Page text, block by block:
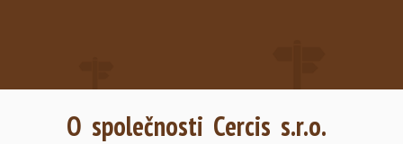
O společnosti Cercis s.r.o.